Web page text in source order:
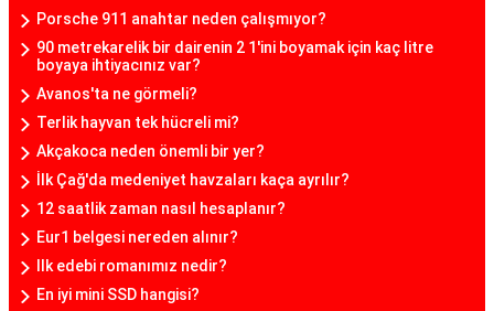
Porsche 911 anahtar neden çalışmıyor?
90 metrekarelik bir dairenin 2 1'ini boyamak için kaç litre
boyaya ihtiyacınız var?
Avanos'ta ne görmeli?
Terlik hayvan tek hücreli mi?
Akçakoca neden önemli bir yer?
İlk Çağ'da medeniyet havzaları kaça ayrılır?
12 saatlik zaman nasıl hesaplanır?
Eur1 belgesi nereden alınır?
Ilk edebi romanımız nedir?
En iyi mini SSD hangisi?